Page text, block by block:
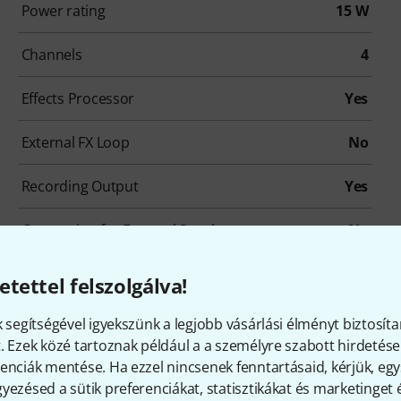
felszolgálva!
segítségével igyekszünk a legjobb vásárlási élményt
Ezek közé tartoznak például a a személyre szabott
mentése. Ha ezzel nincsenek fenntartásaid, kérjük,
a sütik preferenciákat, statisztikákat és marketinget
Power rating 15 W
Channels 4
Effects Processor Yes
External FX Loop No
Recording Output Yes
Connection for External Speaker No
Footswitch connection
Weight in kg 7,7 kg